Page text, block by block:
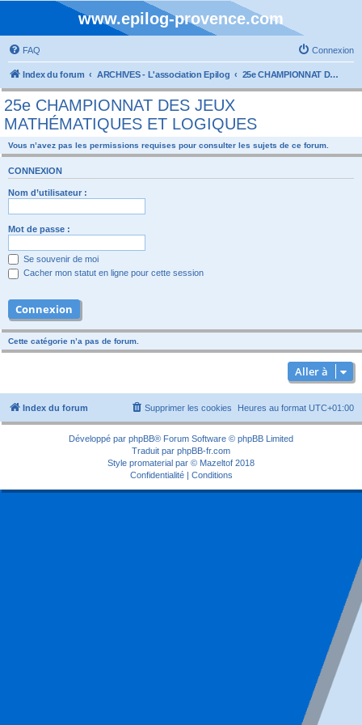
www.epilog-provence.com
FAQ Connexion
Index du forum ARCHIVES - L'association Epilog 25e CHAMPIONNAT DES JEUX MATHÉMATIQUES ET LOGIQUES
25e CHAMPIONNAT DES JEUX
MATHÉMATIQUES ET LOGIQUES
Vous n’avez pas les permissions requises pour consulter les sujets de ce forum.
CONNEXION
Nom d’utilisateur :
Mot de passe :
Se souvenir de moi
Cacher mon statut en ligne pour cette session
Cette catégorie n’a pas de forum.
Aller à
Index du forum Heures au format UTC+01:00
Supprimer les cookies
Développé par phpBB® Forum Software © phpBB Limited
Traduit par phpBB-fr.com
Style promaterial par © Mazeltof 2018
Confidentialité| Conditions